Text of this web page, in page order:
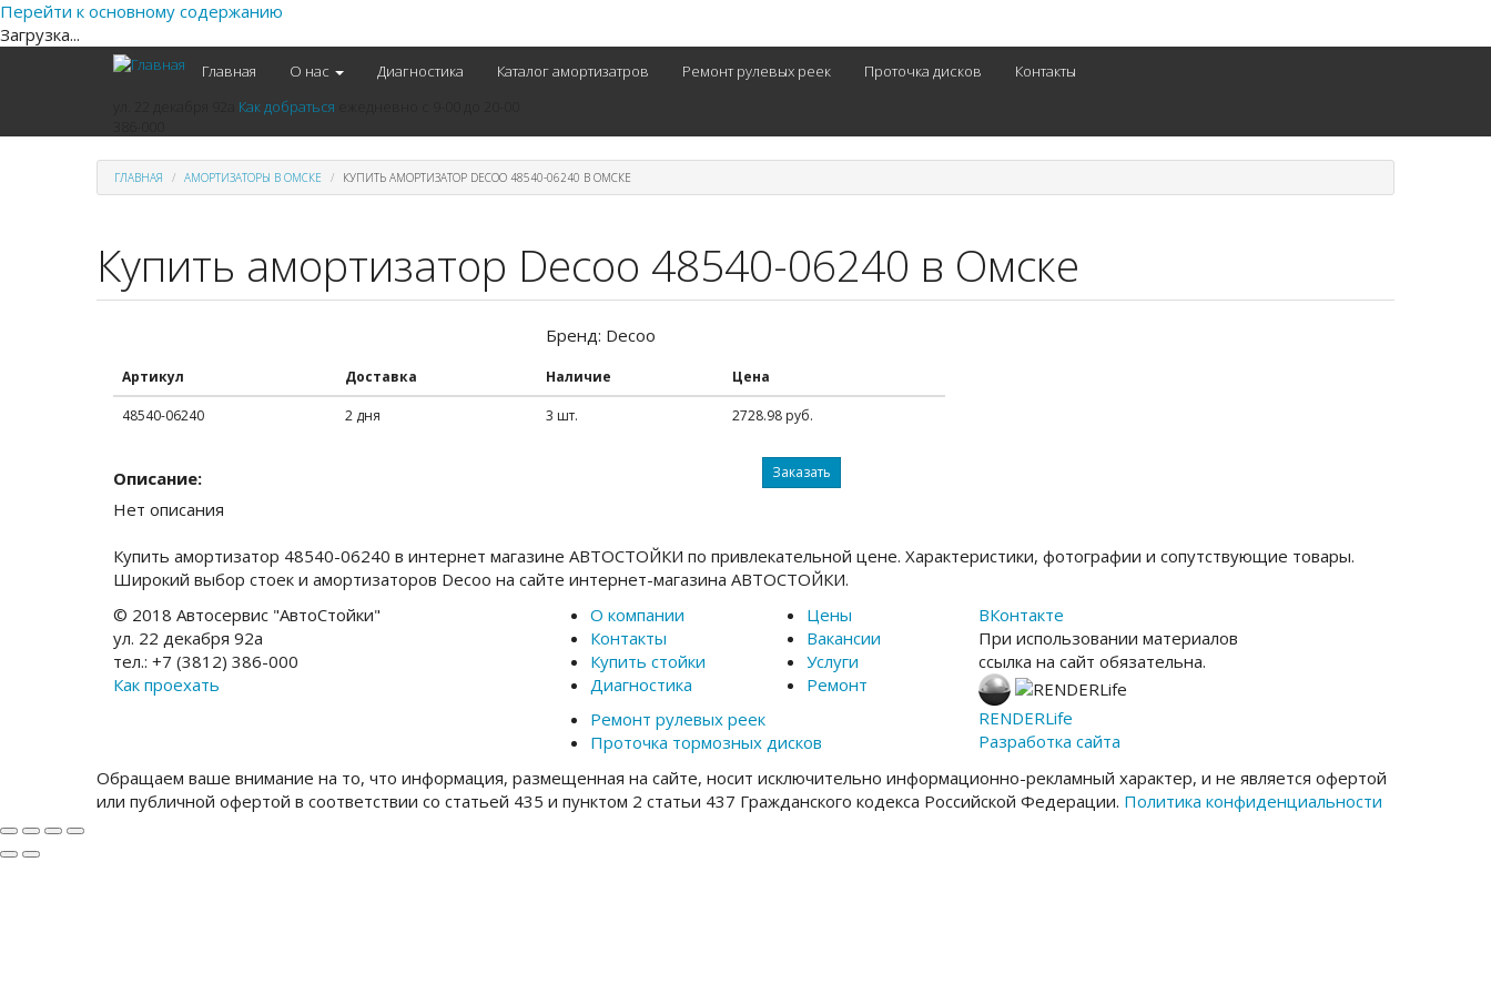
Перейти к основному содержанию
Загрузка...
Главная О нас Диагностика Каталог амортизатров Ремонт рулевых реек Проточка дисков
Контакты
Как добраться
ГЛАВНАЯ АМОРТИЗАТОРЫ В ОМСКЕ КУПИТЬ АМОРТИЗАТОР DECOO 48540-06240 В ОМСКЕ
Купить амортизатор Decoo 48540-06240 в Омске
Бренд: Decoo
Артикул Доставка Наличие Цена
48540-06240 2 дня 3 шт. 2728.98 руб.
Описание:
Нет описания
Заказать
Купить амортизатор 48540-06240 в интернет магазине АВТОСТОЙКИ по привлекательной цене. Характеристики, фотографии и сопутствующие товары.
Широкий выбор стоек и амортизаторов Decoo на сайте интернет-магазина АВТОСТОЙКИ.
© 2018 Автосервис "АвтоСтойки"
ул. 22 декабря 92а
тел.: +7 (3812) 386-000
Как проехать
О компании
Контакты
Купить стойки
Диагностика
Цены
Вакансии
Услуги
Ремонт
Ремонт рулевых реек
Проточка тормозных дисков
ВКонтакте
При использовании материалов
ссылка на сайт обязательна.
RENDERLife
Разработка сайта
Обращаем ваше внимание на то, что информация, размещенная на сайте, носит исключительно информационно-рекламный характер, и не является офертой
или публичной офертой в соответствии со статьей 435 и пунктом 2 статьи 437 Гражданского кодекса Российской Федерации. Политика конфиденциальности